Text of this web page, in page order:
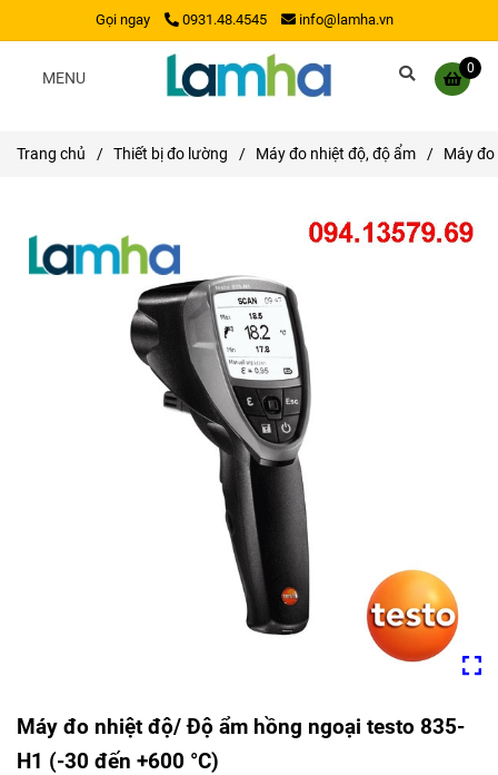
Gọi ngay 0931.48.4545 info@lamha.vn
0
MENU
Trang chủ / Thiết bị đo lường / Máy đo nhiệt độ, độ ẩm / Máy
Máy đo nhiệt độ/ Độ ẩm hồng ngoại testo 835-
H1 (-30 đến +600 °C)